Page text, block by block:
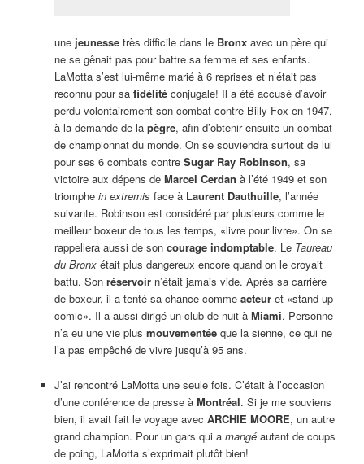
une jeunessetrès difficile dans le Bronxavec un père qui
ne se gênait pas pour battre sa femme et ses enfants.
LaMotta s’est lui-même marié à 6 reprises et n’était pas
reconnu pour sa fidélitéconjugale! Il a été accusé d’avoir
perdu volontairement son combat contre Billy Fox en 1947,
à la demande de la pègre, afin d’obtenir ensuite un combat
de championnat du monde. On se souviendra surtout de lui
pour ses 6 combats contre Sugar Ray Robinson, sa
victoire aux dépens de Marcel Cerdan à l’été 1949 et son
triomphe in extremis face à Laurent Dauthuille, l’année
suivante. Robinson est considéré par plusieurs comme le
meilleur boxeur de tous les temps, «livre pour livre». On se
rappellera aussi de son courage indomptable. Le Taureau
du Bronxétait plus dangereux encore quand on le croyait
battu. Son réservoirn’était jamais vide. Après sa carrière
de boxeur, il a tenté sa chance comme acteur et «stand-up
comic». Il a aussi dirigé un club de nuit à Miami. Personne
n’a eu une vie plus mouvementéeque la sienne, ce qui ne
l’a pas empêché de vivre jusqu’à 95 ans.
J’ai rencontré LaMotta une seule fois. C’était à l’occasion
d’une conférence de presse à Montréal. Si je me souviens
bien, il avait fait le voyage avec ARCHIE MOORE, un autre
grand champion. Pour un gars qui a mangéautant de coups
de poing, LaMotta s’exprimait plutôt bien!